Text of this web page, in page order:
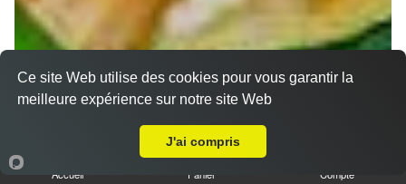
Accueil Panier Compte
Ce site Web utilise des cookies pour vous garantir la
meilleure expérience sur notre site Web
J'ai compris